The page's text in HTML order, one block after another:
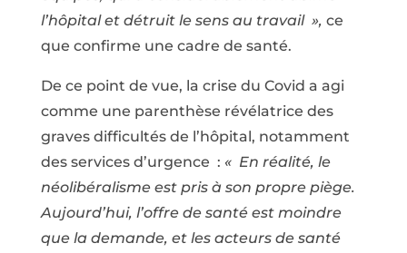
l’hôpital et détruit le sens au travail », ce
que confirme une cadre de santé.
De ce point de vue, la crise du Covid a agi
comme une parenthèse révélatrice des
graves difficultés de l’hôpital, notamment
des services d’urgence : « En réalité, le
néolibéralisme est pris à son propre piège.
Aujourd’hui, l’offre de santé est moindre
que la demande, et les acteurs de santé